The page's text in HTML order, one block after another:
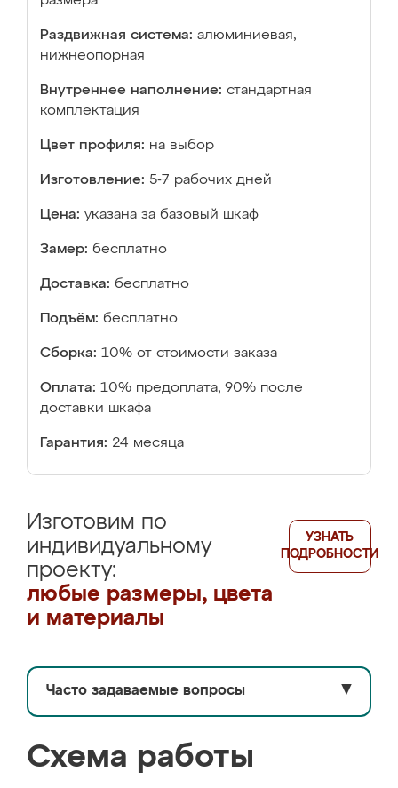
Раздвижная система: алюминиевая,
нижнеопорная
Внутреннее наполнение: стандартная
комплектация
Цвет профиля: на выбор
Изготовление: 5-7 рабочих дней
Цена: указана за базовый шкаф
Замер: бесплатно
Доставка: бесплатно
Подъём: бесплатно
Сборка: 10% от стоимости заказа
Оплата: 10% предоплата, 90% после
доставки шкафа
Гарантия: 24 месяца
Изготовим по
индивидуальному
проекту:
любые размеры, цвета
и материалы
УЗНАТЬ
ПОДРОБНОСТИ
Часто задаваемые вопросы ▼
Схема работы